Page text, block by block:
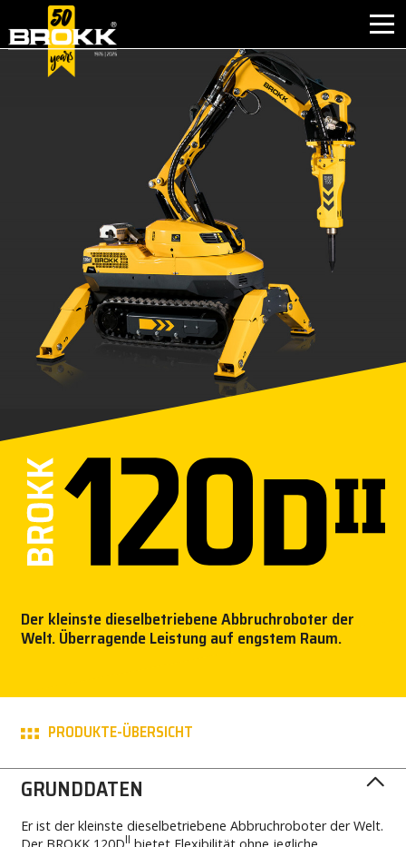
PARTNERPRODUKTE
KUNDENDIENST
KONTAKT
WARUM BROKK
NEWS
PRESSE
KARRIERE
SUCHEN
Der kleinste dieselbetriebene Abbruchroboter der
Welt. Überragende Leistung auf engstem Raum.
PRODUKTE-ÜBERSICHT
GRUNDDATEN
Er ist der kleinste dieselbetriebene Abbruchroboter der Welt.
II